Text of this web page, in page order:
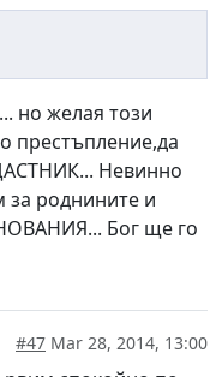
но желая този
престъпление,да
Невинно
роднините и
Бог ще го
#47 Mar 28, 2014, 13:00